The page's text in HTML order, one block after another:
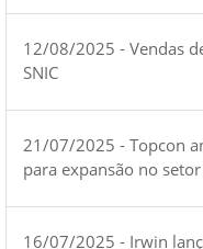
12/08/2025 - Vendas
SNIC
21/07/2025 - Topcon
para expansão no
16/07/2025 - Irwin